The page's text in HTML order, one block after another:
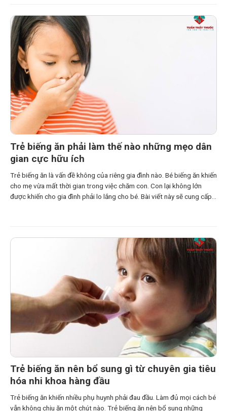
Trẻ biếng ăn phải làm thế nào những mẹo dân
gian cực hữu ích
Trẻ biếng ăn là vấn đề không của riêng gia đình nào. Bé biếng ăn khiến
cho mẹ vừa mất thời gian trong việc chăm con. Con lại không lớn
được khiến cho gia đình phải lo lắng cho bé. Bài viết này sẽ cung cấp
Trẻ biếng ăn nên bổ sung gì từ chuyên gia tiêu
hóa nhi khoa hàng đầu
Trẻ biếng ăn khiến nhiều phụ huynh phải đau đầu. Làm đủ mọi cách bé
vẫn không chịu ăn một chút nào. Trẻ biếng ăn nên bổ sung những